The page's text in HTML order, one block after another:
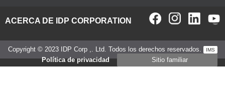
ACERCA DE IDP CORPORATION
Copyright © 2023 IDP Corp ,. Ltd. Todos los derechos reservados. IMS
Sitio familiar
Política de privacidad